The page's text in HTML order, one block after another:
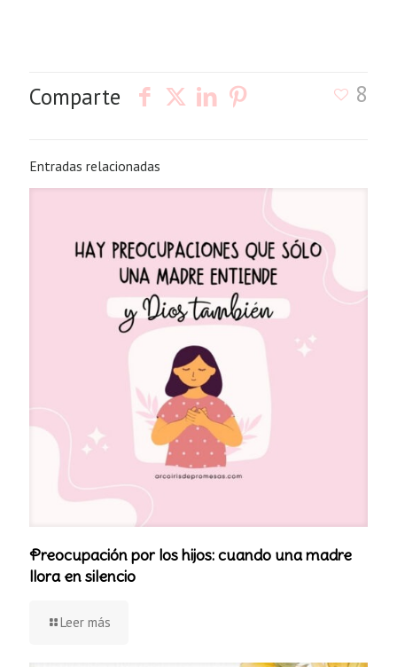
Comparte 8
Entradas relacionadas
Preocupación por los hijos: cuando una madre
llora en silencio
Leer más